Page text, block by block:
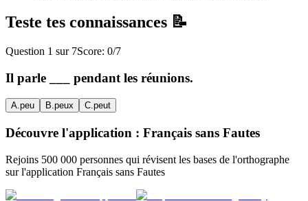
Teste tes connaissances 📝
Question 1 sur 7Score: 0/7
Il parle ___ pendant les réunions.
A.peu B.peux C.peut
Découvre l'application : Français sans Fautes
Rejoins 500 000 personnes qui révisent les bases de l'orthographe
sur l'application Français sans Fautes